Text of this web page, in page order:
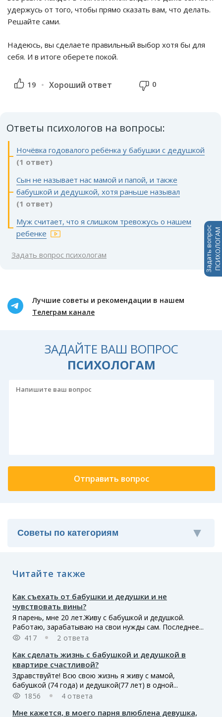
удержусь от того, чтобы прямо сказать вам, что делать.
Решайте сами.
Надеюсь, вы сделаете правильный выбор хотя бы для
себя. И в итоге оберете покой.
19 Хороший ответ 0
Ответы психологов на вопросы:
Ночёвка годовалого ребёнка у бабушки с дедушкой
(1 ответ)
Сын не называет нас мамой и папой, и также
бабушкой и дедушкой, хотя раньше называл
(1 ответ)
Муж считает, что я слишком тревожусь о нашем
ребенке
Задать вопрос психологам
Лучшие советы и рекомендации в нашем
Телеграм канале
ЗАДАЙТЕ ВАШ ВОПРОС
ПСИХОЛОГАМ
Читайте также
Как съехать от бабушки и дедушки и не
чувствовать вины?
Я парень, мне 20 лет.Живу с бабушкой и дедушкой.
Работаю, зарабатываю на свои нужды сам. Последнее...
417
2 ответа
Как сделать жизнь с бабушкой и дедушкой в
квартире счастливой?
Здравствуйте! Всю свою жизнь я живу с мамой,
бабушкой (74 года) и дедушкой(77 лет) в одной...
1856
4 ответа
Мне кажется, в моего парня влюблена девушка,
Задать вопросПСИХОЛОГАМ